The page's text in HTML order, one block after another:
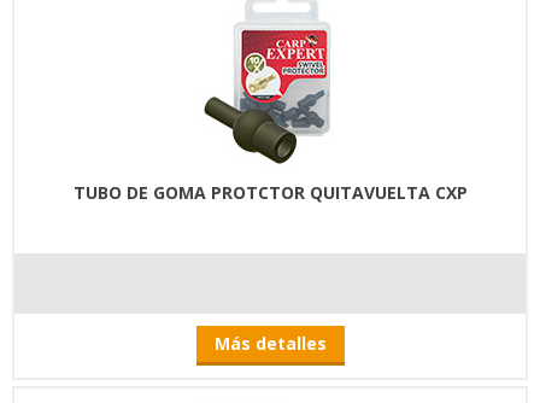
TUBO DE GOMA PROTCTOR QUITAVUELTA CXP
Más detalles